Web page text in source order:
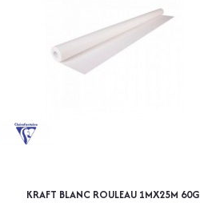
KRAFT BLANC ROULEAU 1MX25M 60G